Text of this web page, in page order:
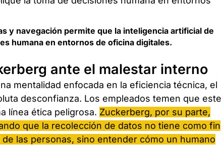
y navegación permite que la inteligencia artificial de
humana en entornos de oficina digitales.
ante el malestar interno
mentalidad enfocada en la eficiencia técnica, el
desconfianza. Los empleados temen que este
línea ética peligrosa. Zuckerberg, por su parte,
que la recolección de datos no tiene como fin
las personas, sino entender cómo un humano